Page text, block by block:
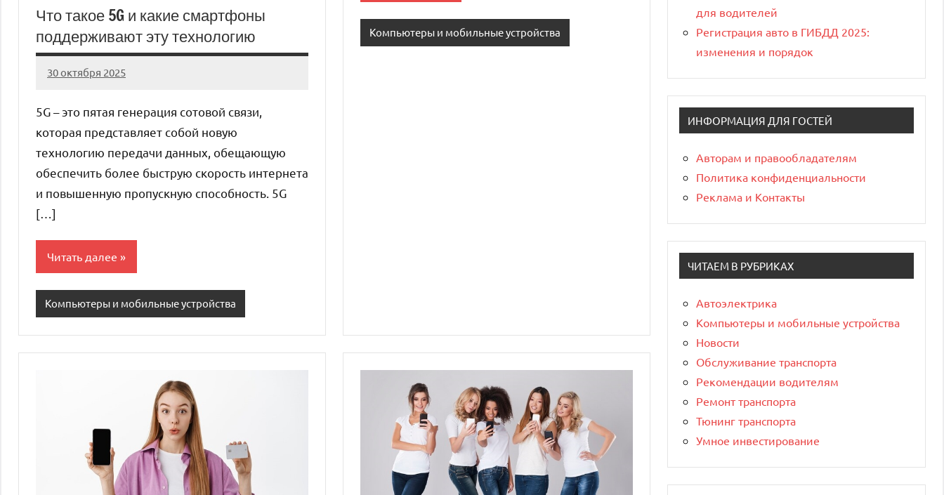
Что такое 5G и какие смартфоны
поддерживают эту технологию
30 октября 2025
auto_motorss
Нет
5G – это пятая генерация сотовой связи,
которая представляет собой новую
технологию передачи данных, обещающую
обеспечить более быструю скорость интернета
и повышенную пропускную способность. 5G
[…]
Читать далее
Компьютеры и мобильные устройства
Компьютеры и мобильные устройства
для водителей
Регистрация авто в ГИБДД 2025:
изменения и порядок
ИНФОРМАЦИЯ ДЛЯ ГОСТЕЙ
Авторам и правообладателям
Политика конфиденциальности
Реклама и Контакты
ЧИТАЕМ В РУБРИКАХ
Автоэлектрика
Компьютеры и мобильные устройства
Новости
Обслуживание транспорта
Рекомендации водителям
Ремонт транспорта
Тюнинг транспорта
Умное инвестирование